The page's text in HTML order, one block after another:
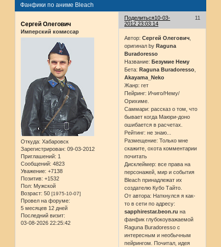
Фанфики по аниме Bleach
Поделиться 11
10-03-
2012 23:03:14
Сергей Олегович
Имперский комиссар
Откуда: Хабаровск
Зарегистрирован: 09-03-2012
Приглашений: 1
Сообщений: 4823
Уважение: +7138
Позитив: +1532
Пол: Мужской
Возраст: 50 [1975-10-07]
Провел на форуме:
5 месяцев 12 дней
Последний визит:
03-08-2026 22:25:42
Автор:Сергей Олегович
оригинал by Raguna
Buradoresso
Название: Безумие Нему
Бета: Raguna Buradoresso
Akayama_Neko
Жанр: гет
Пейринг: Ичиго/Нему/
Орихиме.
Саммари: рассказ о том, что
бывает когда Маюри-доно
ошибается в расчетах.
Рейтинг: не знаю...
Размещение: Только мне
скажите, охота комментарии
почитать
Дисклеймер: все права на
персонажей, мир и события
Bleach принадлежат их
создателю Кубо Тайто.
От автора: Наткнулся я как-
то в сети по адресу:
sapphirestar.beon.ru на
фанфик глубокоуважаемой
Raguna Buradoresso с
интересным и необычным
пейрингом. Почитал, идея